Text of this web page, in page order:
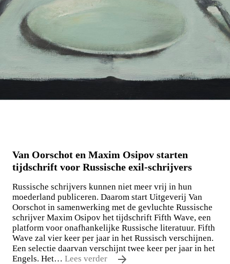
Van Oorschot en Maxim Osipov starten
tijdschrift voor Russische exil-schrijvers
Russische schrijvers kunnen niet meer vrij in hun
moederland publiceren. Daarom start Uitgeverij Van
Oorschot in samenwerking met de gevluchte Russische
schrijver Maxim Osipov het tijdschrift Fifth Wave, een
platform voor onafhankelijke Russische literatuur. Fifth
Wave zal vier keer per jaar in het Russisch verschijnen.
Een selectie daarvan verschijnt twee keer per jaar in het
Engels. Het… Lees verder